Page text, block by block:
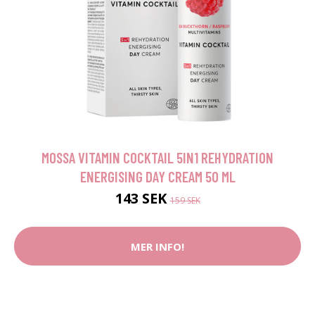
MOSSA VITAMIN COCKTAIL 5IN1 REHYDRATION
ENERGISING DAY CREAM 50 ML
143 SEK159 SEK
MER INFO!